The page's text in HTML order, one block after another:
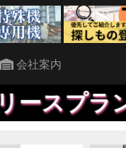
会社案内
、※尚